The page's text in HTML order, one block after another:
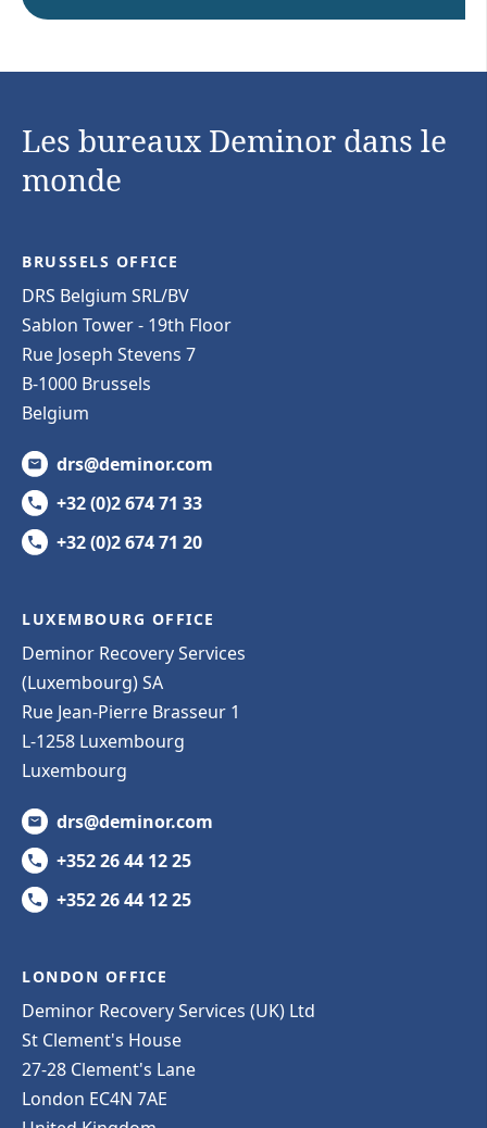
Les bureaux Deminor dans le
monde
BRUSSELS OFFICE
DRS Belgium SRL/BV
Sablon Tower - 19th Floor
Rue Joseph Stevens 7
B-1000 Brussels
Belgium
drs@deminor.com
+32 (0)2 674 71 33
+32 (0)2 674 71 20
LUXEMBOURG OFFICE
Deminor Recovery Services
(Luxembourg) SA
Rue Jean-Pierre Brasseur 1
L-1258 Luxembourg
Luxembourg
drs@deminor.com
+352 26 44 12 25
+352 26 44 12 25
LONDON OFFICE
Deminor Recovery Services (UK) Ltd
St Clement's House
27-28 Clement's Lane
London EC4N 7AE